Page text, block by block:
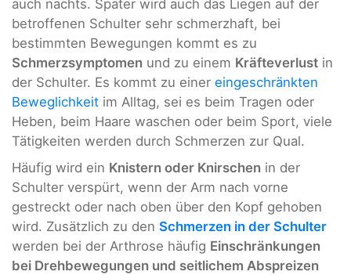
auch nachts. Später wird auch das Liegen auf der
betroffenen Schulter sehr schmerzhaft, bei
bestimmten Bewegungen kommt es zu
Schmerzsymptomen und zu einem Kräfteverlust in
der Schulter. Es kommt zu einer eingeschränkten
Beweglichkeit im Alltag, sei es beim Tragen oder
Heben, beim Haare waschen oder beim Sport, viele
Tätigkeiten werden durch Schmerzen zur Qual.
Häufig wird ein Knistern oder Knirschen in der
Schulter verspürt, wenn der Arm nach vorne
gestreckt oder nach oben über den Kopf gehoben
wird. Zusätzlich zu den Schmerzen in der Schulter
werden bei der Arthrose häufig Einschränkungen
bei Drehbewegungen und seitlichem Abspreizen